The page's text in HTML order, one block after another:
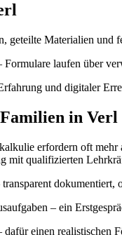
Materialien
laufen über
und digitaler
in Verl
erfordern oft
mit qualifizierten
– ein
einen realistischen